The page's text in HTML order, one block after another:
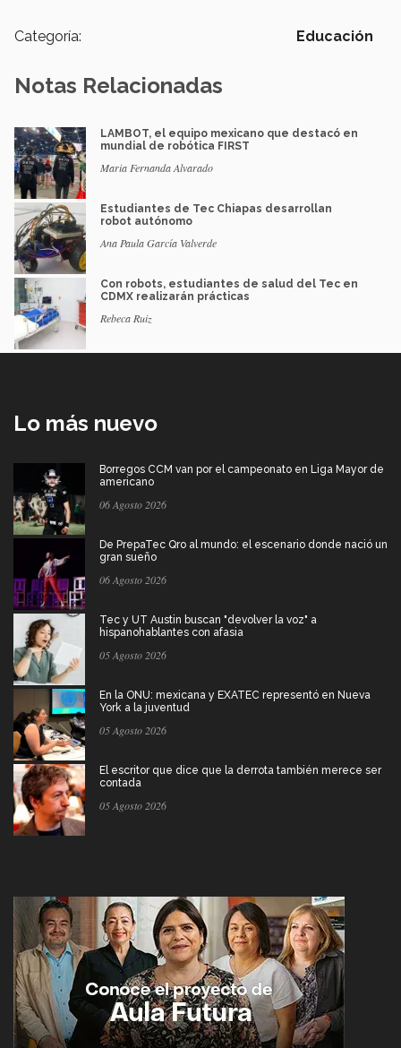
Categoría: Educación
Notas Relacionadas
LAMBOT, el equipo mexicano que destacó en
mundial de robótica FIRST
Maria Fernanda Alvarado
Estudiantes de Tec Chiapas desarrollan
robot autónomo
Ana Paula García Valverde
Con robots, estudiantes de salud del Tec en
CDMX realizarán prácticas
Rebeca Ruiz
Lo más nuevo
Borregos CCM van por el campeonato en Liga Mayor de
americano
06 Agosto 2026
De PrepaTec Qro al mundo: el escenario donde nació un
gran sueño
06 Agosto 2026
Tec y UT Austin buscan "devolver la voz" a
hispanohablantes con afasia
05 Agosto 2026
En la ONU: mexicana y EXATEC representó en Nueva
York a la juventud
05 Agosto 2026
El escritor que dice que la derrota también merece ser
contada
05 Agosto 2026